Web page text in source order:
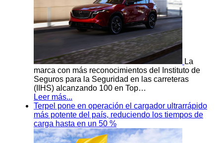
La
marca con más reconocimientos del Instituto de
Seguros para la Seguridad en las carreteras
(IIHS) alcanzando 100 en Top…
Leer más...
Terpel pone en operación el cargador ultrarrápido
más potente del país, reduciendo los tiempos de
carga hasta en un 50 %